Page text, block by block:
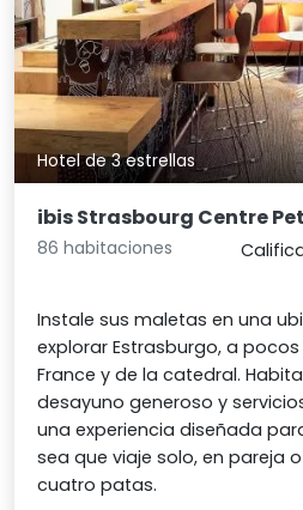
Hotel de 3 estrellas
ibis Strasbourg Centre
86 habitaciones
Instale sus maletas en una
explorar Estrasburgo, a
France y de la catedral.
desayuno generoso y
una experiencia diseñada
sea que viaje solo, en pareja
cuatro patas.